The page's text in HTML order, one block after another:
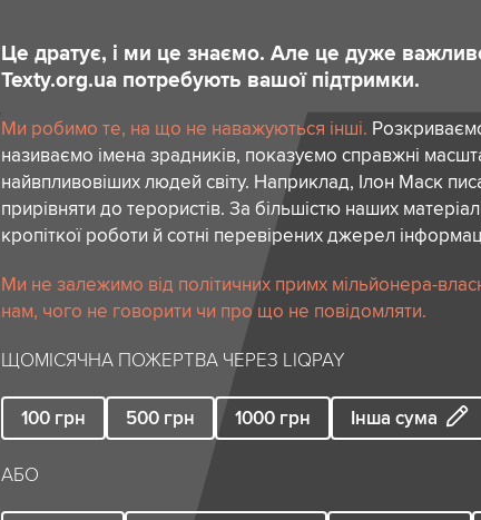
Це дратує, і ми це знаємо. Але це дуже
Texty.org.ua потребують вашої підтримки.
Ми робимо те, на що не наважуються інші.
називаємо імена зрадників, показуємо справжні
найвпливовіших людей світу. Наприклад, Ілон Маск
прирівняти до терористів. За більшістю наших
кропіткої роботи й сотні перевірених джерел
Ми не залежимо від політичних примх мільйонера-
нам, чого не говорити чи про що не повідомляти.
ЩОМІСЯЧНА ПОЖЕРТВА ЧЕРЕЗ LIQPAY
100 грн 500 грн 1000 грн Інша сума
АБО